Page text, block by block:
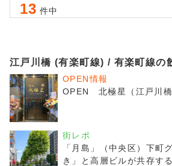
13 件中
江戸川橋 (有楽町線) / 有楽町線の
OPEN情報
OPEN 北極星（江戸川橋
街レポ
「月島」（中央区）下町
き」と高層ビルが共存す